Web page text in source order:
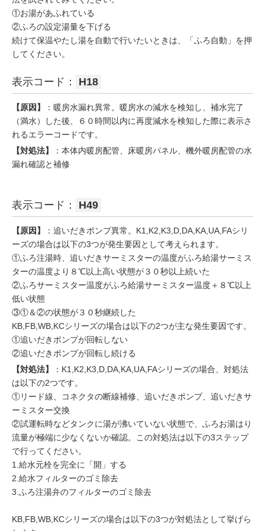
①お湯があふれている
②ふろの設定湯量を下げる
続けて保温やたし湯を自動で行いたいときは、「ふろ自動」を押
してください。
表示コード： H18
【原因】
：暖房水漏れ異常。暖房水の減水を検知し、補水完了
（満水）した後、６０時間以内に再度減水を検知した際に表示さ
れるエラーコードです。
【対処法】
：本体内暖房配管、床暖房パネル、機外暖房配管の水
漏れ確認と補修
表示コード： H49
【原因】
：追いだきポンプ異常。K1,K2,K3,D,DA,KA,UA,FAシリ
ーズの場合は以下の3つが発生要因として考えられます。
①ふろ注湯時、追いだきサーミスターの温度がふろ給湯サーミス
ターの温度より８℃以上高い状態が３０秒以上続いた
②ふろサーミスター温度がふろ給湯サーミスター温度＋８℃以上
低い状態
③①＆②の状態が３０秒継続した
KB,FB,WB,KCシリーズの場合は以下の2つが主な発生要因です。
①追いだきポンプが回転しない
②追いだきポンプが回転し続ける
【対処法】
：K1,K2,K3,D,DA,KA,UA,FAシリーズの場合、対処法
は以下の2つです。
①リード線、コネクタの断線補修、追いだきポンプ、追いだきサ
ーミスター交換
②試運転時などタンクに湯が沸いていない状態で、ふろお湯はり
流量が極端に少なくないか確認。この対処法は以下の3ステップ
で行ってください。
1.給水元栓を完全に「開」する
2.給水フィルターのゴミ除去
3.ふろ注湯弁のフィルターのゴミ除去
KB,FB,WB,KCシリーズの場合は以下の3つが対処法として挙げら